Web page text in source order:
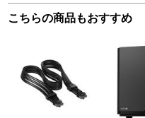
こちらの商品もおすすめ